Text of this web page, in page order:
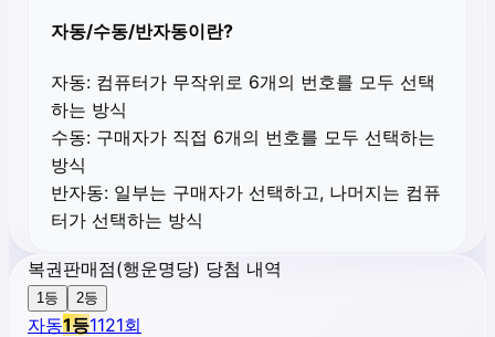
자동/수동/반자동이란?
자동: 컴퓨터가 무작위로 6개의 번호를 모두 선택
하는 방식
수동: 구매자가 직접 6개의 번호를 모두 선택하는
방식
반자동: 일부는 구매자가 선택하고, 나머지는 컴퓨
터가 선택하는 방식
복권판매점(행운명당) 당첨 내역
1등 2등
자동1등1121회